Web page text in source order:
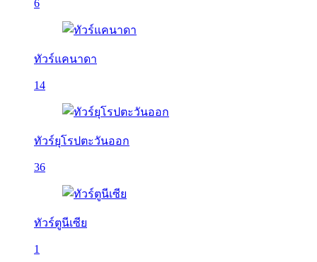
6
ทัวร์แคนาดา
14
ทัวร์ยุโรปตะวันออก
36
ทัวร์ตูนีเซีย
1